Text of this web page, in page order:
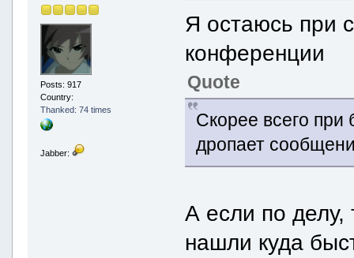
Posts: 917
Country:
Thanked: 74 times
Jabber:
Я остаюсь при
конференции
Quote
Скорее всего
дропает
А если по делу,
нашли куда